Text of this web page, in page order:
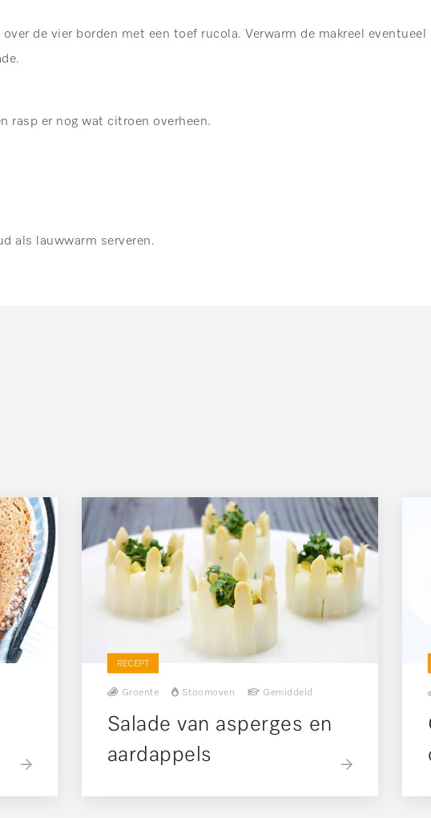
over de vier borden met een toef rucola. Verwarm de makreel
rasp er nog wat citroen overheen.
als lauwwarm serveren.
RECEPT
Groente Stoomoven Gemiddeld
Salade van asperges en
aardappels